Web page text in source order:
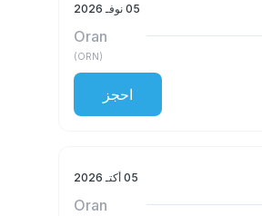
05 نوفـ 2026
Oran
(
ORN
)
احجز
05 أكتـ 2026
Oran